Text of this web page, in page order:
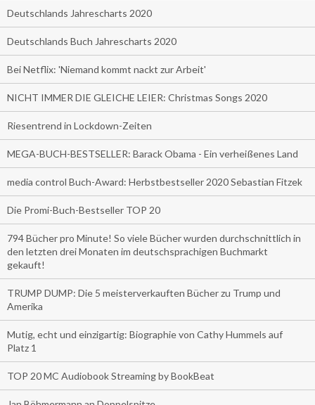
Deutschlands Jahrescharts 2020
Deutschlands Buch Jahrescharts 2020
Bei Netflix: 'Niemand kommt nackt zur Arbeit'
NICHT IMMER DIE GLEICHE LEIER: Christmas Songs 2020
Riesentrend in Lockdown-Zeiten
MEGA-BUCH-BESTSELLER: Barack Obama - Ein verheißenes Land
media control Buch-Award: Herbstbestseller 2020 Sebastian Fitzek
Die Promi-Buch-Bestseller TOP 20
794 Bücher pro Minute! So viele Bücher wurden durchschnittlich in
den letzten drei Monaten im deutschsprachigen Buchmarkt
gekauft!
TRUMP DUMP: Die 5 meisterverkauften Bücher zu Trump und
Amerika
Mutig, echt und einzigartig: Biographie von Cathy Hummels auf
Platz 1
TOP 20 MC Audiobook Streaming by BookBeat